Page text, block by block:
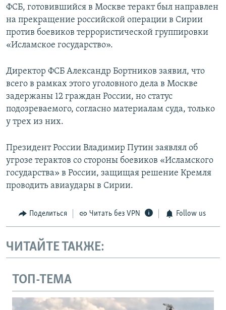
ФСБ, готовившийся в Москве теракт был направлен
на прекращение российской операции в Сирии
против боевиков террористической группировки
«Исламское государство».
Директор ФСБ Александр Бортников заявил, что
всего в рамках этого уголовного дела в Москве
задержаны 12 граждан России, но статус
подозреваемого, согласно материалам суда, только
у трех из них.
Президент России Владимир Путин заявлял об
угрозе терактов со стороны боевиков «Исламского
государства» в России, защищая решение Кремля
проводить авиаудары в Сирии.
Поделиться Читать без VPN Follow us
ЧИТАЙТЕ ТАКЖЕ:
ТОП-ТЕМА